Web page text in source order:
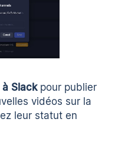
Slack pour publier
vidéos sur la
leur statut en